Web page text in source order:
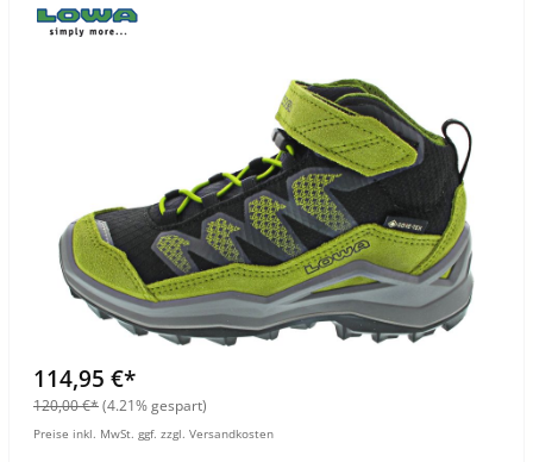
114,95 €*
120,00 €*(4.21% gespart)
Preise inkl. MwSt. ggf. zzgl. Versandkosten